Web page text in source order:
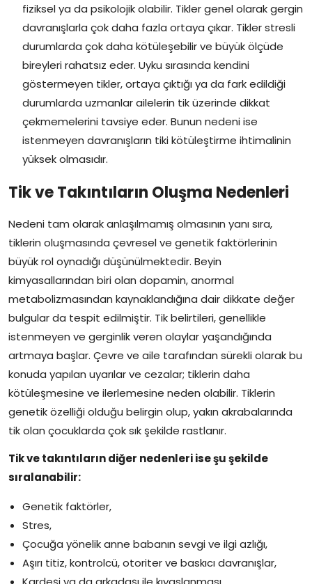
fiziksel ya da psikolojik olabilir. Tikler genel olarak gergin
davranışlarla çok daha fazla ortaya çıkar. Tikler stresli
durumlarda çok daha kötüleşebilir ve büyük ölçüde
bireyleri rahatsız eder. Uyku sırasında kendini
göstermeyen tikler, ortaya çıktığı ya da fark edildiği
durumlarda uzmanlar ailelerin tik üzerinde dikkat
çekmemelerini tavsiye eder. Bunun nedeni ise
istenmeyen davranışların tiki kötüleştirme ihtimalinin
yüksek olmasıdır.
Tik ve Takıntıların Oluşma Nedenleri
Nedeni tam olarak anlaşılmamış olmasının yanı sıra,
tiklerin oluşmasında çevresel ve genetik faktörlerinin
büyük rol oynadığı düşünülmektedir. Beyin
kimyasallarından biri olan dopamin, anormal
metabolizmasından kaynaklandığına dair dikkate değer
bulgular da tespit edilmiştir. Tik belirtileri, genellikle
istenmeyen ve gerginlik veren olaylar yaşandığında
artmaya başlar. Çevre ve aile tarafından sürekli olarak bu
konuda yapılan uyarılar ve cezalar; tiklerin daha
kötüleşmesine ve ilerlemesine neden olabilir. Tiklerin
genetik özelliği olduğu belirgin olup, yakın akrabalarında
tik olan çocuklarda çok sık şekilde rastlanır.
Tik ve takıntıların diğer nedenleri ise şu şekilde
sıralanabilir:
Genetik faktörler,
Stres,
Çocuğa yönelik anne babanın sevgi ve ilgi azlığı,
Aşırı titiz, kontrolcü, otoriter ve baskıcı davranışlar,